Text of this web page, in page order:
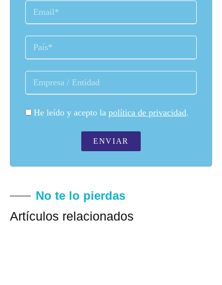
He leído y acepto la política de privacidad.
ENVIAR
No te lo pierdas
Artículos relacionados